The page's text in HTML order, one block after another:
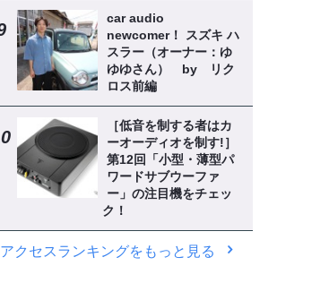
car audio
newcomer！ スズキ ハ
スラー（オーナー：ゆ
ゆゆさん） by リク
ロス前編
［低音を制する者はカ
ーオーディオを制す!］
第12回「小型・薄型パ
ワードサブウーファ
ー」の注目機をチェッ
ク！
アクセスランキングをもっと見る